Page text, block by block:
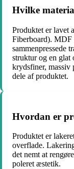
Hvilke
Produktet er lavet
Fiberboard). MDF
sammenpressede
struktur og en glat
krydsfiner, massiv
dele af produktet.
Hvordan er
Produktet er
overflade.
det nemt at
poleret æstetik.